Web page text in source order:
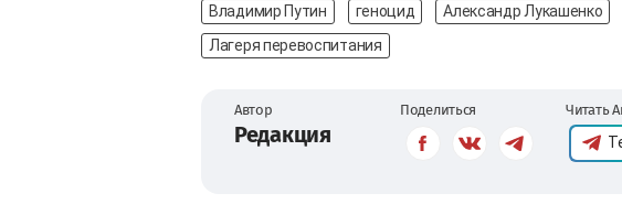
Владимир Путин геноцид Александр Лукашенко
Лагеря перевоспитания
Автор
Редакция
Поделиться Читать